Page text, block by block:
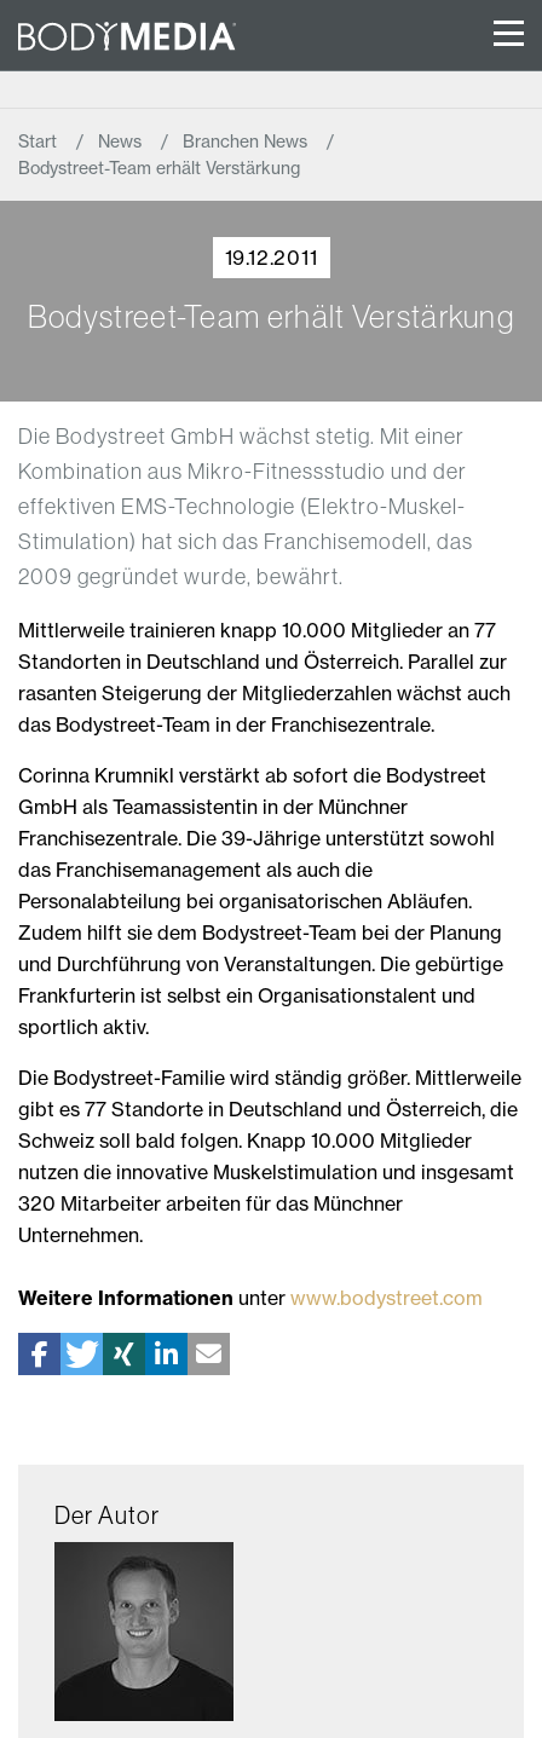
Start News
Branchen News
Bodystreet-Team erhält Verstärkung
19.12.2011
Bodystreet-Team erhält Verstärkung
Die Bodystreet GmbH wächst stetig. Mit einer
Kombination aus Mikro-Fitnessstudio und der
effektiven EMS-Technologie (Elektro-Muskel-
Stimulation) hat sich das Franchisemodell, das
2009 gegründet wurde, bewährt.
Mittlerweile trainieren knapp 10.000 Mitglieder an 77
Standorten in Deutschland und Österreich. Parallel zur
rasanten Steigerung der Mitgliederzahlen wächst auch
das Bodystreet-Team in der Franchisezentrale.
Corinna Krumnikl verstärkt ab sofort die Bodystreet
GmbH als Teamassistentin in der Münchner
Franchisezentrale. Die 39-Jährige unterstützt sowohl
das Franchisemanagement als auch die
Personalabteilung bei organisatorischen Abläufen.
Zudem hilft sie dem Bodystreet-Team bei der Planung
und Durchführung von Veranstaltungen. Die gebürtige
Frankfurterin ist selbst ein Organisationstalent und
sportlich aktiv.
Die Bodystreet-Familie wird ständig größer. Mittlerweile
gibt es 77 Standorte in Deutschland und Österreich, die
Schweiz soll bald folgen. Knapp 10.000 Mitglieder
nutzen die innovative Muskelstimulation und insgesamt
320 Mitarbeiter arbeiten für das Münchner
Unternehmen.
Weitere Informationen unter www.bodystreet.com
Der Autor